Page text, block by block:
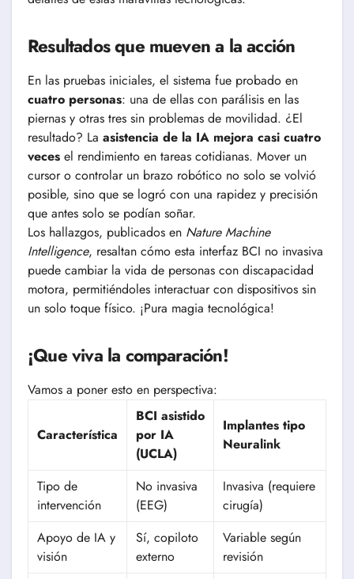
Resultados que mueven a la acción
En las pruebas iniciales, el sistema fue probado en
cuatro personas: una de ellas con parálisis en las
piernas y otras tres sin problemas de movilidad. ¿El
resultado? La asistencia de la IA mejora casi cuatro
veces el rendimiento en tareas cotidianas. Mover un
cursor o controlar un brazo robótico no solo se volvió
posible, sino que se logró con una rapidez y precisión
que antes solo se podían soñar.
Los hallazgos, publicados en Nature Machine
Intelligence, resaltan cómo esta interfaz BCI no invasiva
puede cambiar la vida de personas con discapacidad
motora, permitiéndoles interactuar con dispositivos sin
un solo toque físico. ¡Pura magia tecnológica!
¡Que viva la comparación!
Vamos a poner esto en perspectiva:
Característica
BCI asistido
por IA
(UCLA)
Implantes tipo
Neuralink
Tipo de
intervención
No invasiva
(EEG)
Invasiva (requiere
cirugía)
Apoyo de IA y
visión
Sí, copiloto
externo
Variable según
revisión